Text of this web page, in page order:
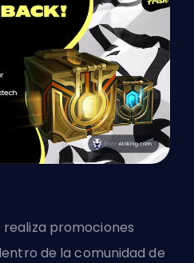
realiza promociones
de la comunidad de